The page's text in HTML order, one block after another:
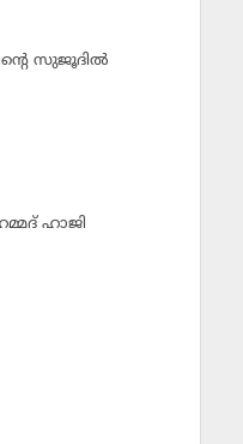
സുജൂദില്‍
ഹാജി